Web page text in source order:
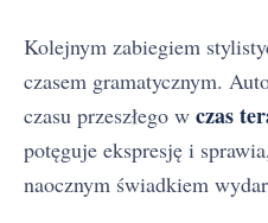
Kolejnym zabiegiem
czasem gramatycznym.
czasu przeszłego w czas
potęguje ekspresję i
naocznym świadkiem